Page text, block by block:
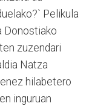
Pelikula
Donostiako
zuzendari
Natza
hilabetero
inguruan